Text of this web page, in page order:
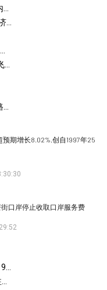
预期增长8.02%,创自1997年25
口岸停止收取口岸服务费